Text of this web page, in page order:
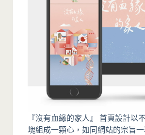
『沒有血緣的家人』 首頁設計以
塊組成一顆心，如同網站的宗旨